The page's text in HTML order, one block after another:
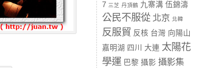
7 三芝 丹頂鶴 九寨溝 伍錦濤
公民不服從 北京 北韓
反服貿 反核 台灣 向陽山
嘉明湖 四川 大連 太陽花
學運 巴黎 攝影 攝影集